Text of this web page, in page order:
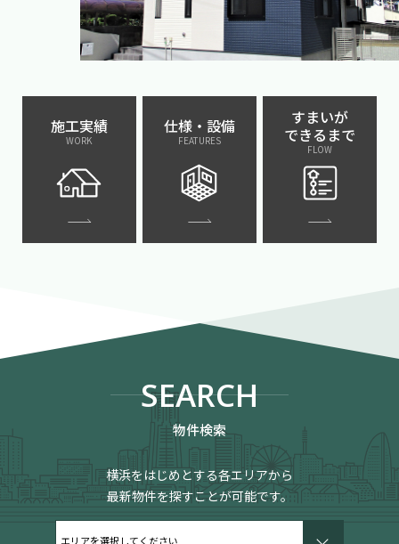
施工実績
WORK
仕様・設備
FEATURES
すまいが
できるまで
FLOW
SEARCH
物件検索
横浜をはじめとする各エリアから
最新物件を探すことが可能です。